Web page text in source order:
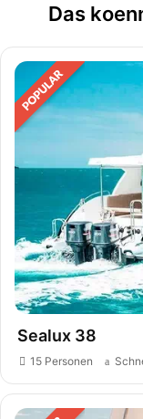
Das
Sealux 38
15 Personen